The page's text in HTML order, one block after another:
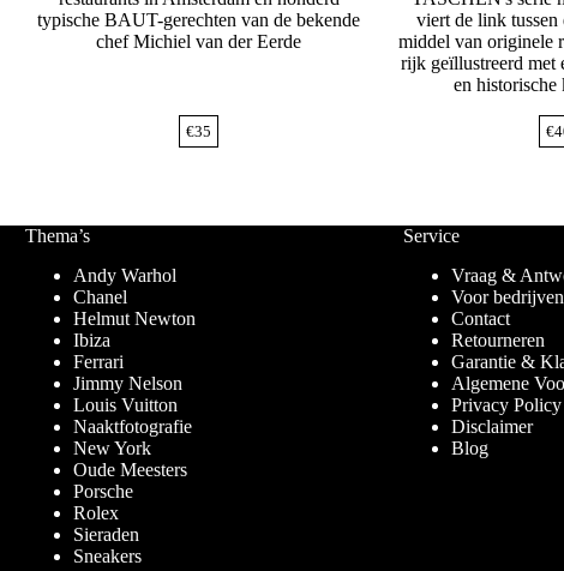
typische BAUT-gerechten van de bekende
chef Michiel van der Eerde
€35
viert de link tussen
middel van originele
rijk geïllustreerd met
en historische
€
Thema’s
Andy Warhol
Chanel
Helmut Newton
Ibiza
Ferrari
Jimmy Nelson
Louis Vuitton
Naaktfotografie
New York
Oude Meesters
Porsche
Rolex
Sieraden
Sneakers
Service
Vraag &
Voor bedrijven
Contact
Retourneren
Garantie &
Algemene
Privacy Policy
Disclaimer
Blog